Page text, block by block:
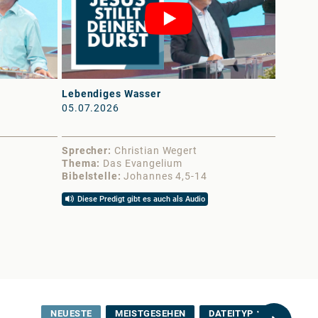
Lebendiges Wasser
05.07.2026
Sprecher
Christian Wegert
Thema
Das Evangelium
Bibelstelle
Johannes 4,5-14
Diese Predigt gibt es auch als Audio
NEUESTE MEISTGESEHEN DATEITYP